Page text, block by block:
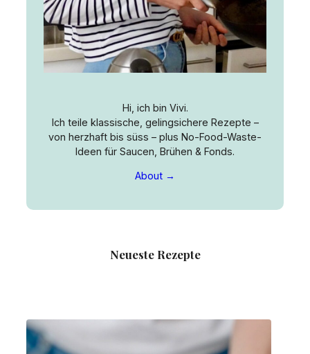
Hi, ich bin Vivi.
Ich teile klassische, gelingsichere Rezepte –
von herzhaft bis süss – plus No-Food-Waste-
Ideen für Saucen, Brühen & Fonds.
About →
Neueste Rezepte